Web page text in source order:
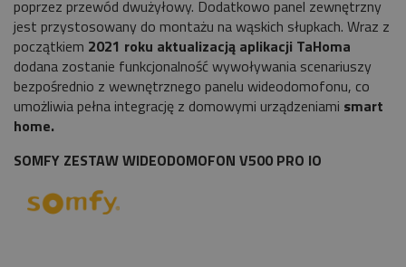
poprzez przewód dwużyłowy. Dodatkowo panel zewnętrzny
jest przystosowany do montażu na wąskich słupkach. Wraz z
początkiem 2021 roku aktualizacją aplikacji TaHoma
dodana zostanie funkcjonalność wywoływania scenariuszy
bezpośrednio z wewnętrznego panelu wideodomofonu, co
umożliwia pełna integrację z domowymi urządzeniami smart
home.
SOMFY ZESTAW WIDEODOMOFON V500 PRO IO